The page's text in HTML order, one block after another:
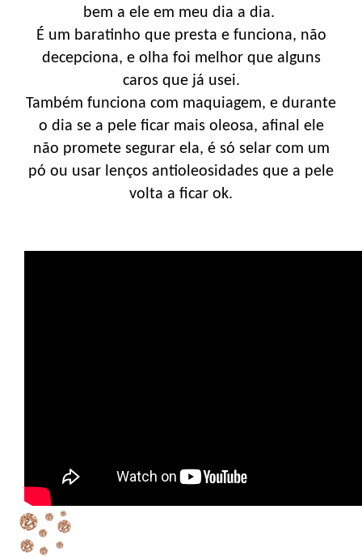
bem a ele em meu dia a dia.
É um baratinho que presta e funciona, não
decepciona, e olha foi melhor que alguns
caros que já usei.
Também funciona com maquiagem, e durante
o dia se a pele ficar mais oleosa, afinal ele
não promete segurar ela, é só selar com um
pó ou usar lenços antioleosidades que a pele
volta a ficar ok.